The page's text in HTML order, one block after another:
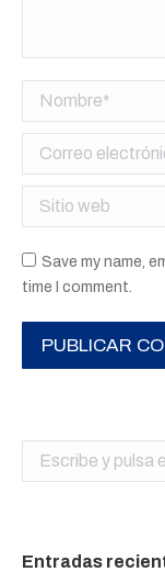
Nombre *
Correo electrónico
Sitio web
Save my name,
time I comment.
PUBLICAR
Buscar:
Entradas